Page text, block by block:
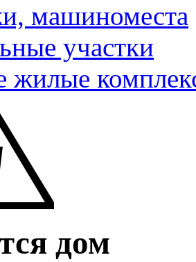
машиноместа
участки
жилые
дом